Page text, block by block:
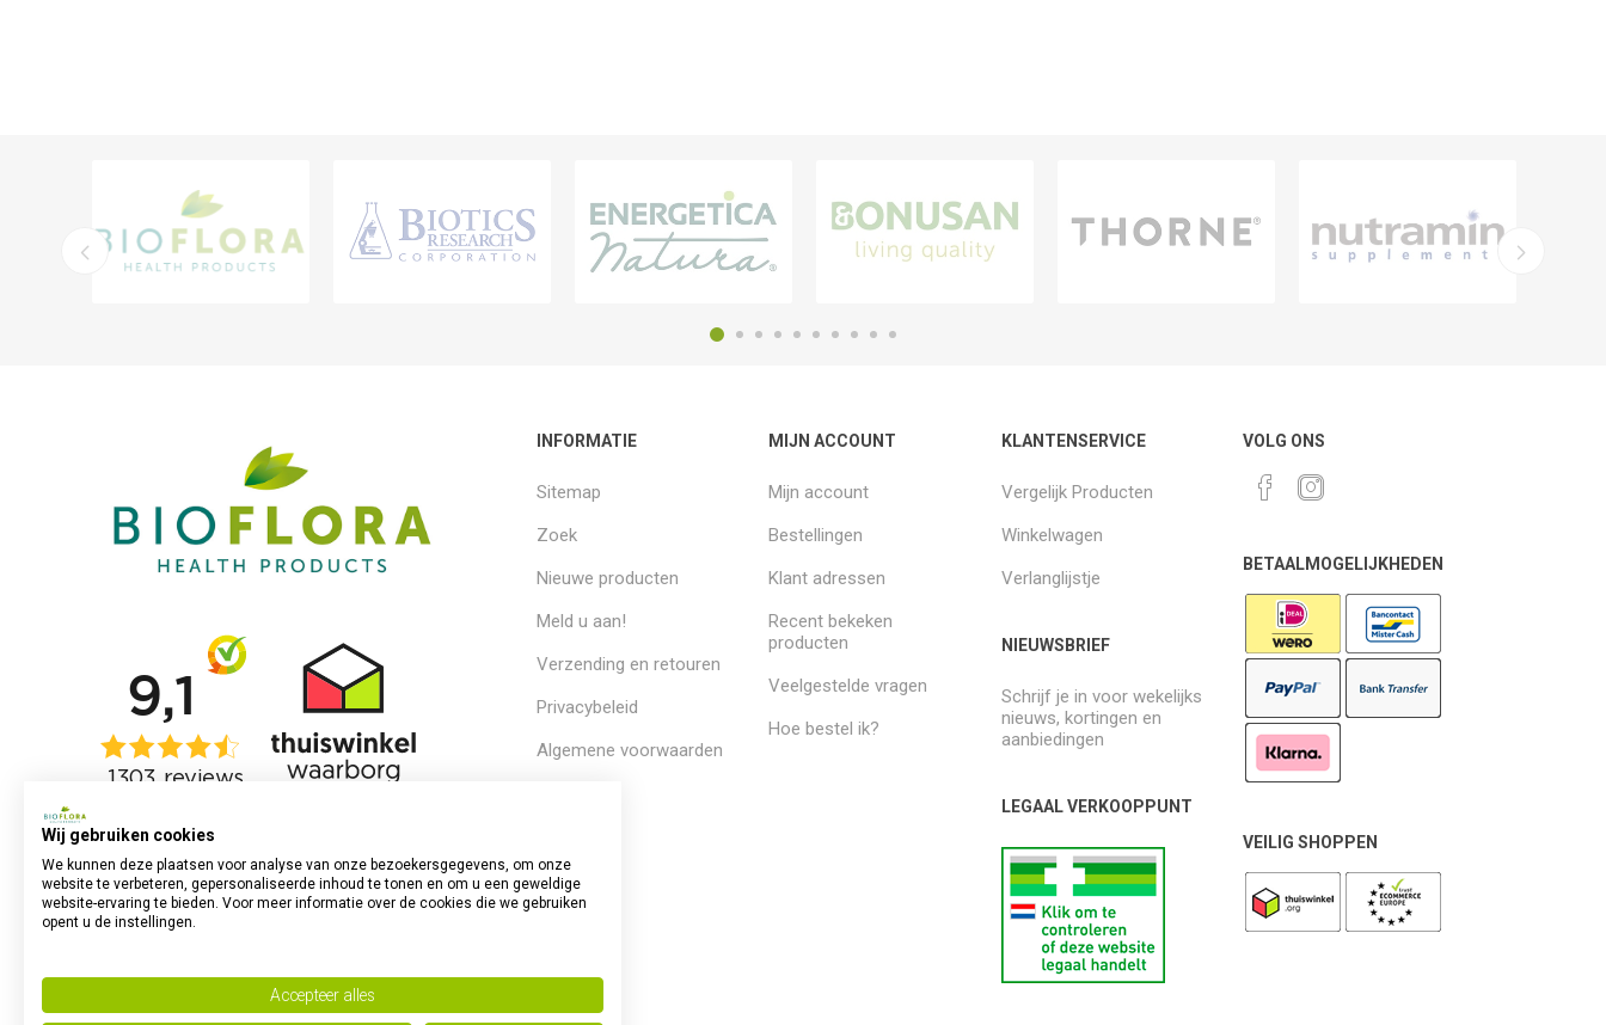
INFORMATIE
Sitemap
Zoek
Nieuwe producten
Meld u aan!
Verzending en retouren
Privacybeleid
Algemene voorwaarden
MIJN ACCOUNT
Mijn account
Bestellingen
Klant adressen
Recent bekeken
producten
Veelgestelde vragen
Hoe bestel ik?
KLANTENSERVICE
Vergelijk Producten
Winkelwagen
Verlanglijstje
NIEUWSBRIEF
Schrijf je in voor wekelijks
nieuws, kortingen en
aanbiedingen
LEGAAL VERKOOPPUNT
VOLG ONS
BETAALMOGELIJKHEDEN
VEILIG SHOPPEN
Wij gebruiken cookies
We kunnen deze plaatsen voor analyse van onze bezoekersgegevens, om onze
website te verbeteren, gepersonaliseerde inhoud te tonen en om u een geweldige
website-ervaring te bieden. Voor meer informatie over de cookies die we gebruiken
opent u de instellingen.
Accepteer alles